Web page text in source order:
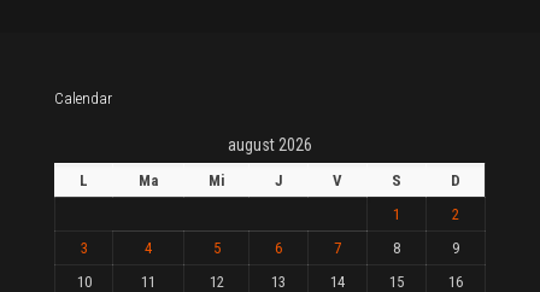
Calendar
august 2026
L Ma Mi J V S
D
1
2
3
4 5 6 7 8
9
10
11 12 13 14 15
16